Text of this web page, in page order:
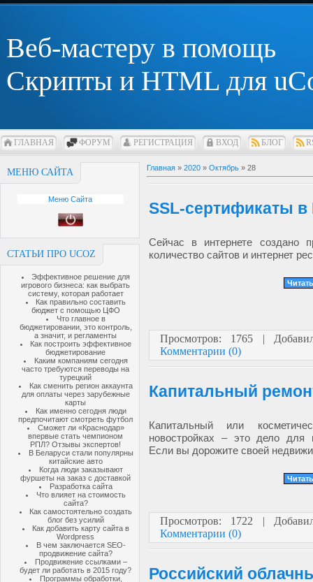
Веб-мастеру в помощь
Скрипты и HTML для
ГЛАВНАЯ ФОРУМ РЕГИСТРАЦИЯ ВХОД БЛОГ
МЕНЮ САЙТА
Меню Сайта
СТАТЬИ ПРО UCOZ
Эффективное решение для
игрового бизнеса: как выбрать
систему, которая работает
Как правильно составить
бюджет с помощью ЦФО
Что главное в
бюджетировании, это контроль,
а значит, и регламенты
Как построить эффективное
бюджетирование
Каким компаниям сегодня
часто требуются переводы на
турецкий
Как сменить регион аккаунта
для оплаты через зарубежные
карты
Как именно сегодня люди
предпочитают смотреть футбол
Сможет ли «Краснодар»
впервые стать чемпионом
РПЛ? Отзывы экспертов!
В Беларуси стали популярны
китайские авто
Когда люди заказывают
фуршеты на заказ с доставкой
Разработка сайта
Что влияет на стоимость
сайта?
Как самостоятельно создать
блог без усилий
Как добавить карту сайта в
Wordpress
В чем заключается SEO-
продвижение сайта?
Продвижение ссылками –
будет ли работать в 2015 году?
Программы обработки,
Главная » 2020 » Октябрь » 28
SSL-сертификаты в
Сейчас в интернете создано
количество сайтов и интернет
Просмотров: 1765 |
Комментарии (0)
Капитальный
Капитальный или
новостройках – это дело для
Если вы дорожите своей
Просмотров: 1722 |
Комментарии (0)
Российский